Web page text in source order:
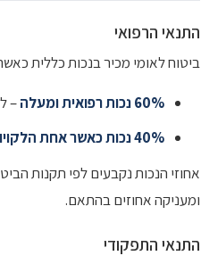
התנאי הרפואי
ביטוח לאומי מכיר בנכות כללית
60% נכות רפואית ומעלה
–
40% נכות כאשר אחת הלקויות היא לפחות 25%
אחוזי הנכות נקבעים לפי תקנות
ומעניקה אחוזים בהתאם.
התנאי התפקודי